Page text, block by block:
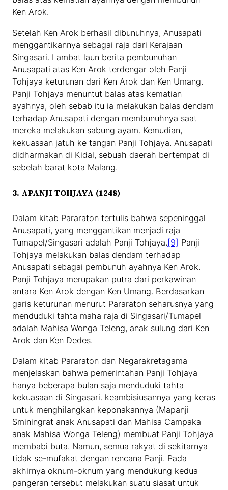
Ken Arok.
Setelah Ken Arok berhasil dibunuhnya, Anusapati
menggantikannya sebagai raja dari Kerajaan
Singasari. Lambat laun berita pembunuhan
Anusapati atas Ken Arok terdengar oleh Panji
Tohjaya keturunan dari Ken Arok dan Ken Umang.
Panji Tohjaya menuntut balas atas kematian
ayahnya, oleh sebab itu ia melakukan balas dendam
terhadap Anusapati dengan membunuhnya saat
mereka melakukan sabung ayam. Kemudian,
kekuasaan jatuh ke tangan Panji Tohjaya. Anusapati
didharmakan di Kidal, sebuah daerah bertempat di
sebelah barat kota Malang.
3. APANJI TOHJAYA (1248)
Dalam kitab Pararaton tertulis bahwa sepeninggal
Anusapati, yang menggantikan menjadi raja
Tumapel/Singasari adalah Panji Tohjaya. [9] Panji
Tohjaya melakukan balas dendam terhadap
Anusapati sebagai pembunuh ayahnya Ken Arok.
Panji Tohjaya merupakan putra dari perkawinan
antara Ken Arok dengan Ken Umang. Berdasarkan
garis keturunan menurut Pararaton seharusnya yang
menduduki tahta maha raja di Singasari/Tumapel
adalah Mahisa Wonga Teleng, anak sulung dari Ken
Arok dan Ken Dedes.
Dalam kitab Pararaton dan Negarakretagama
menjelaskan bahwa pemerintahan Panji Tohjaya
hanya beberapa bulan saja menduduki tahta
kekuasaan di Singasari. keambisiusannya yang keras
untuk menghilangkan keponakannya (Mapanji
Sminingrat anak Anusapati dan Mahisa Campaka
anak Mahisa Wonga Teleng) membuat Panji Tohjaya
membabi buta. Namun, semua rakyat di sekitarnya
tidak se-mufakat dengan rencana Panji. Pada
akhirnya oknum-oknum yang mendukung kedua
pangeran tersebut melakukan suatu siasat untuk